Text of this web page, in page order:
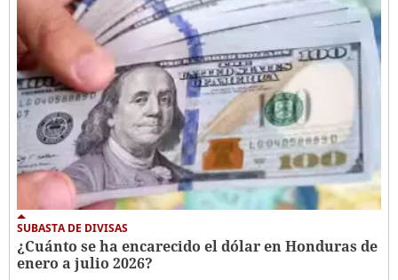
SUBASTA DE DIVISAS
¿Cuánto se ha encarecido el dólar en Honduras de
enero a julio 2026?